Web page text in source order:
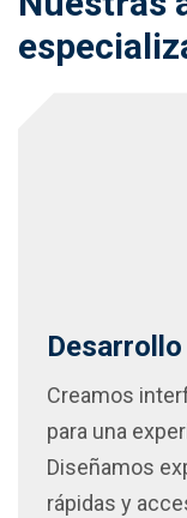
Creamos
para una
Diseñamos
rápidas y